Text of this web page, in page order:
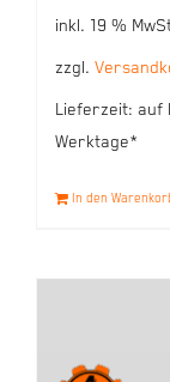
inkl. 19 %
zzgl.
Lieferzeit: auf
Werktage*
In den